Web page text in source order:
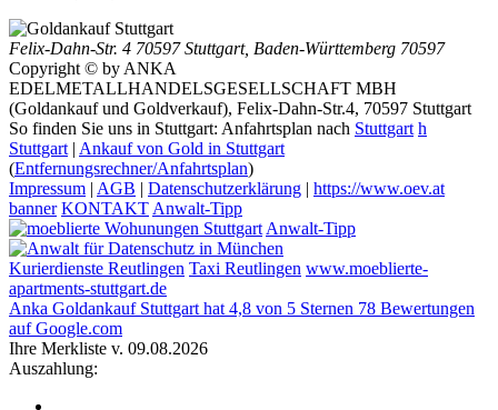
Felix-Dahn-Str. 4 70597 Stuttgart, Baden-Württemberg 70597
Copyright © by ANKA
EDELMETALLHANDELSGESELLSCHAFT MBH
(Goldankauf und Goldverkauf), Felix-Dahn-Str.4, 70597 Stuttgart
So finden Sie uns in Stuttgart: Anfahrtsplan nach Stuttgart h
Stuttgart | Ankauf von Gold in Stuttgart
(Entfernungsrechner/Anfahrtsplan)
Impressum | AGB | Datenschutzerklärung | https://www.oev.at
banner KONTAKT Anwalt-Tipp
Anwalt-Tipp
Kurierdienste Reutlingen Taxi Reutlingen www.moeblierte-
apartments-stuttgart.de
Anka Goldankauf Stuttgart hat 4,8 von 5 Sternen 78 Bewertungen
auf Google.com
Ihre Merkliste v. 09.08.2026
Auszahlung: